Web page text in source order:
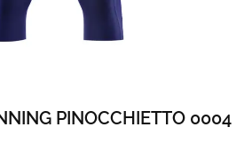
PINOCCHIETTO 0004